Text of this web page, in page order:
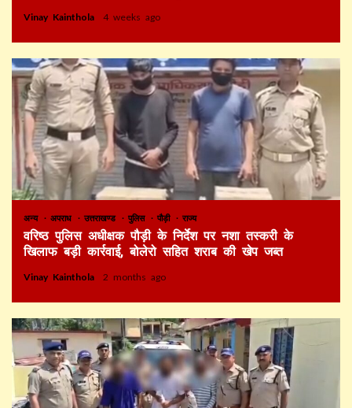
Vinay Kainthola 4 weeks ago
अन्य अपराध उत्तराखण्ड पुलिस पौड़ी राज्य
वरिष्ठ पुलिस अधीक्षक पौड़ी के निर्देश पर नशा तस्करी के
खिलाफ बड़ी कार्रवाई, बोलेरो सहित शराब की खेप जब्त
Vinay Kainthola 2 months ago